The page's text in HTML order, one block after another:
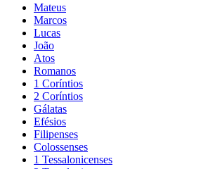
Mateus
Marcos
Lucas
João
Atos
Romanos
1 Coríntios
2 Coríntios
Gálatas
Efésios
Filipenses
Colossenses
1 Tessalonicenses